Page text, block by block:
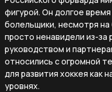
фигурой. Он долгое
болельщики, несмотря
просто ненавидели из-за
руководством и
относились с огромной
для развития хоккея как
уровнях.